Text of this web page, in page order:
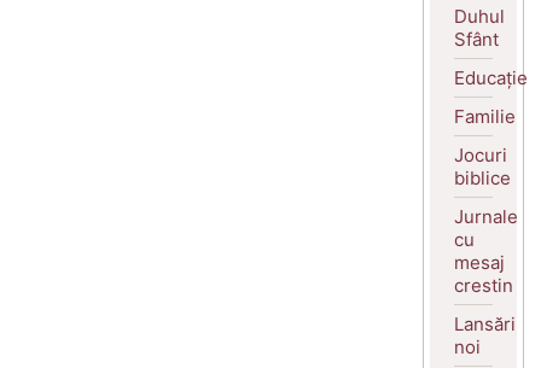
Duhul
Sfânt
Educație
Familie
Jocuri
biblice
Jurnale
cu
mesaj
crestin
Lansări
noi